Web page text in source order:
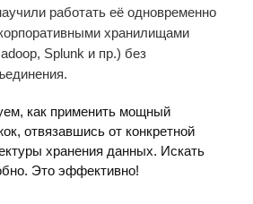
работать её одновременно
хранилищами
Splunk и пр.) без
как применить мощный
отвязавшись от конкретной
хранения данных. Искать
Это эффективно!